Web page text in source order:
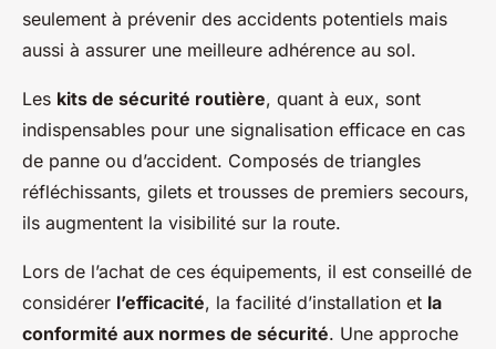
seulement à prévenir des accidents potentiels mais
aussi à assurer une meilleure adhérence au sol.
Les kits de sécurité routière, quant à eux, sont
indispensables pour une signalisation efficace en cas
de panne ou d’accident. Composés de triangles
réfléchissants, gilets et trousses de premiers secours,
ils augmentent la visibilité sur la route.
Lors de l’achat de ces équipements, il est conseillé de
considérer l’efficacité, la facilité d’installation et la
conformité aux normes de sécurité. Une approche